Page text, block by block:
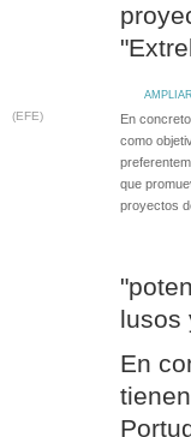
(EFE)
En
como
que
proyectos
lusos
En